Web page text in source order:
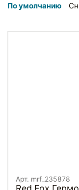
По умолчанию
Арт. mrf_235878